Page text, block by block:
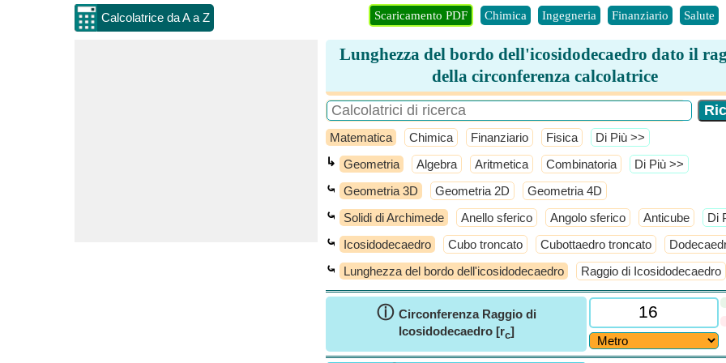
Calcolatrice da A a Z Scaricamento PDF Chimica Ingegneria Finanziario Salute
Lunghezza del bordo dell'icosidodecaedro dato il
della circonferenza calcolatrice
Matematica Chimica Finanziario Fisica ​Di Più >>
↳ Geometria Algebra Aritmetica Combinatoria ​Di Più >>
⤿ Geometria 3D Geometria 2D Geometria 4D
⤿ Solidi di Archimede Anello sferico Angolo sferico Anticube ​Di
⤿ Icosidodecaedro Cubo troncato Cubottaedro troncato
⤿ Lunghezza del bordo dell'icosidodecaedro Raggio di Icosidodecaedro
ⓘ Circonferenza Raggio di
Icosidodecaedro [rc]